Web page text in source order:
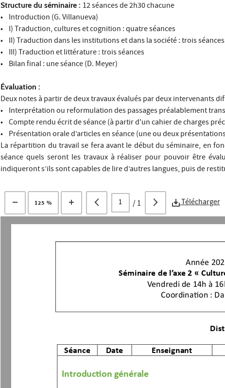
Structure du séminaire : 12 séances de 2h30 chacune
• Introduction (G. Villanueva)
• I) Traduction, cultures et cognition : quatre séances
• II) Traduction dans les institutions et dans la société : trois séances
• III) Traduction et littérature : trois séances
• Bilan final : une séance (D. Meyer)
Évaluation :
Deux notes à partir de deux travaux évalués par deux intervenants
• Interprétation ou reformulation des passages préalablement
• Compte rendu écrit de séance (à partir d'un cahier de charges
• Présentation orale d’articles en séance (une ou deux
La répartition du travail se fera avant le début du séminaire, en
séance quels seront les travaux à réaliser pour pouvoir être
indiqueront s’ils sont capables de lire d’autres langues, puis de
125 % /1 Télécharger
Année
Séminaire de l’axe 2 «
Vendredi de 14h à
Coordination :
Séance Date Enseignant
Introduction générale